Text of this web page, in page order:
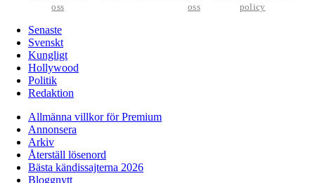
oss
oss
policy
Senaste
Svenskt
Kungligt
Hollywood
Politik
Redaktion
Allmänna villkor för Premium
Annonsera
Arkiv
Återställ lösenord
Bästa kändissajterna 2026
Bloggnytt